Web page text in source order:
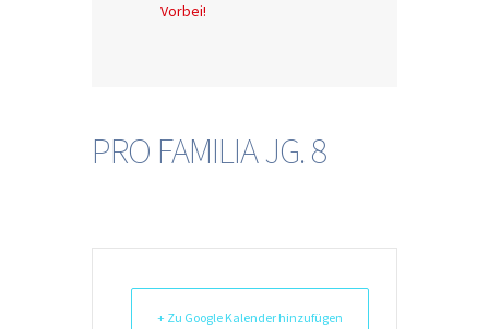
Vorbei!
PRO FAMILIA JG. 8
+ Zu Google Kalender hinzufügen